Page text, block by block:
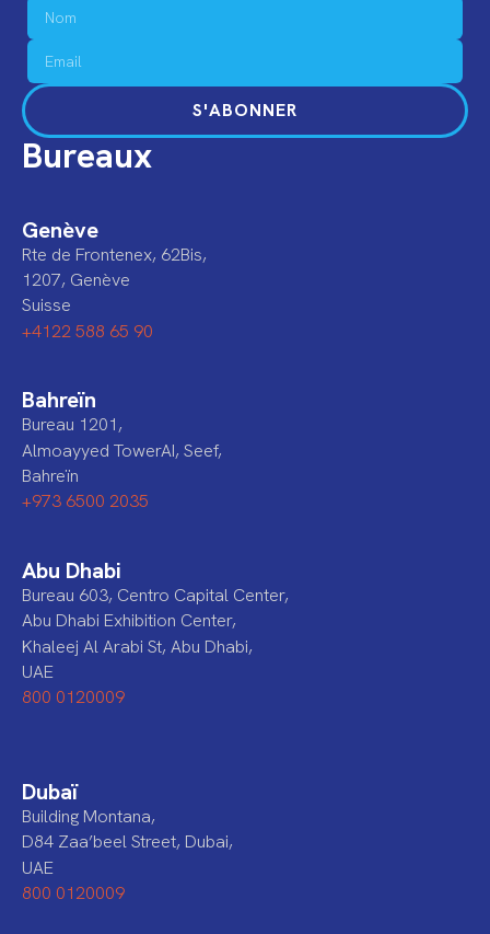
S'ABONNER
Bureaux
Genève
Rte de Frontenex, 62Bis,
1207, Genève
Suisse
+4122 588 65 90
Bahreïn
Bureau 1201,
Almoayyed TowerAI, Seef,
Bahreïn
+973 6500 2035
Abu Dhabi
Bureau 603, Centro Capital Center,
Abu Dhabi Exhibition Center,
Khaleej Al Arabi St, Abu Dhabi,
UAE
800 0120009
Dubaï
Building Montana,
D84 Zaa’beel Street, Dubai,
UAE
800 0120009